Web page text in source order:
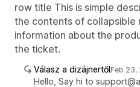
row title This is simple
the contents of collapsible
information about the
the ticket.
Válasz a dizájnertőlFeb 23,
Hello, Say hi to